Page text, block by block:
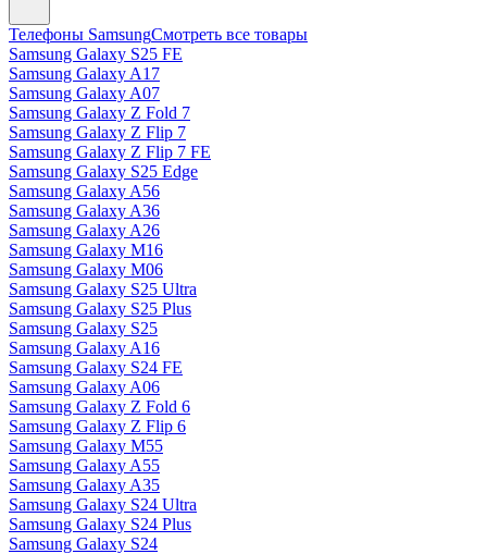
Телефоны SamsungСмотреть все товары
Samsung Galaxy S25 FE
Samsung Galaxy A17
Samsung Galaxy A07
Samsung Galaxy Z Fold 7
Samsung Galaxy Z Flip 7
Samsung Galaxy Z Flip 7 FE
Samsung Galaxy S25 Edge
Samsung Galaxy A56
Samsung Galaxy A36
Samsung Galaxy A26
Samsung Galaxy M16
Samsung Galaxy M06
Samsung Galaxy S25 Ultra
Samsung Galaxy S25 Plus
Samsung Galaxy S25
Samsung Galaxy A16
Samsung Galaxy S24 FE
Samsung Galaxy A06
Samsung Galaxy Z Fold 6
Samsung Galaxy Z Flip 6
Samsung Galaxy M55
Samsung Galaxy A55
Samsung Galaxy A35
Samsung Galaxy S24 Ultra
Samsung Galaxy S24 Plus
Samsung Galaxy S24